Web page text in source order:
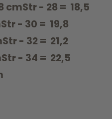
cmStr - 28 = 18,5
- 30 = 19,8
- 32 = 21,2
- 34 = 22,5